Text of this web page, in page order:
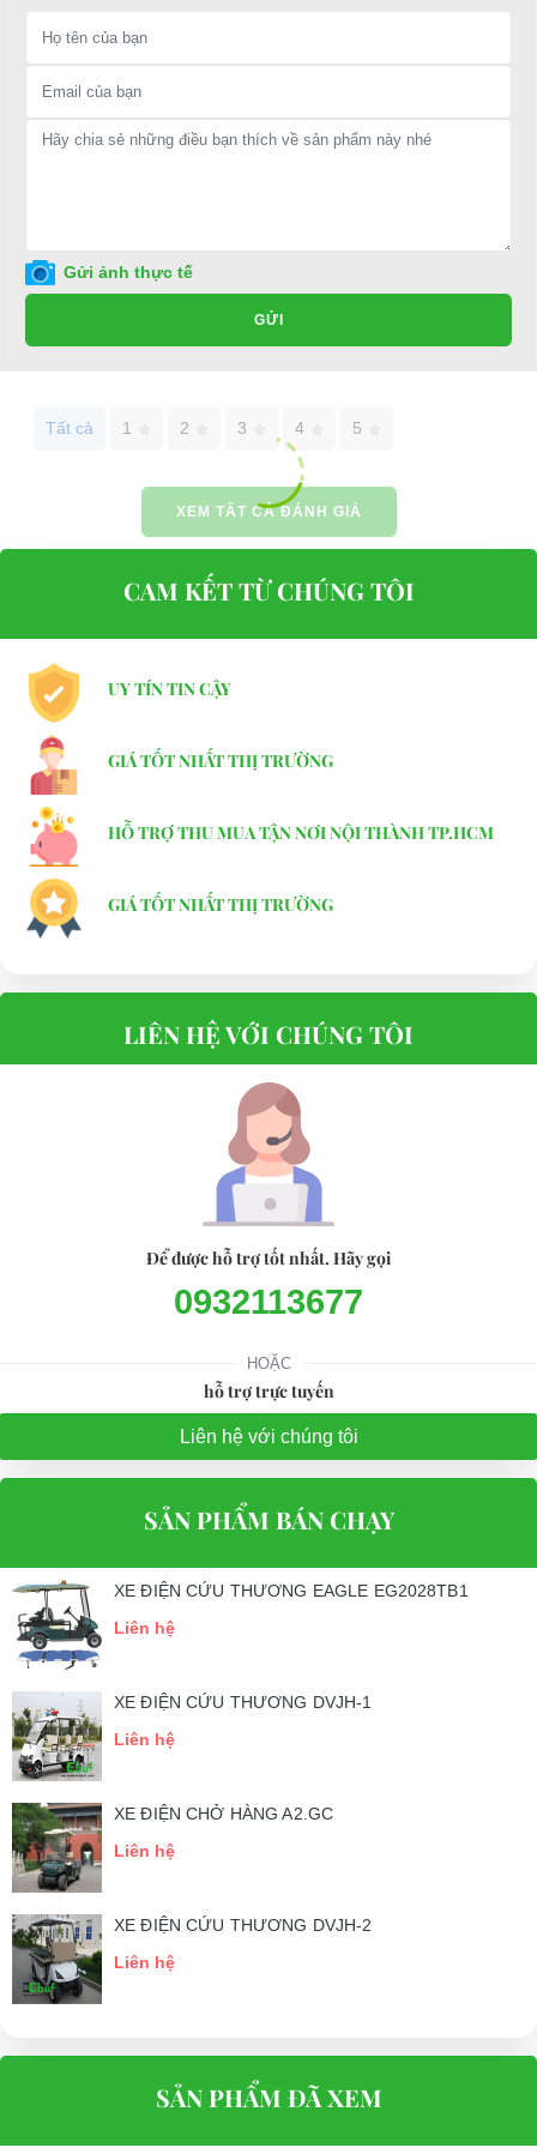
Website: xediendulich.com
Website:phutungxegolf.com
Gửi ảnh thực tế
GỬI
Tất cả 1 2 3 4 5
XEM TẤT CẢ ĐÁNH GIÁ
CAM KẾT TỪ CHÚNG TÔI
UY TÍN TIN CẬY
GIÁ TỐT NHẤT THỊ TRƯỜNG
HỖ TRỢ THU MUA TẬN NƠI NỘI THÀNH TP.HCM
GIÁ TỐT NHẤT THỊ TRƯỜNG
LIÊN HỆ VỚI CHÚNG TÔI
Để được hỗ trợ tốt nhất. Hãy gọi
0932113677
HOẶC
hỗ trợ trực tuyến
Liên hệ với chúng tôi
SẢN PHẨM BÁN CHẠY
XE ĐIỆN CỨU THƯƠNG EAGLE EG2028TB1
Liên hệ
XE ĐIỆN CỨU THƯƠNG DVJH-1
Liên hệ
XE ĐIỆN CHỞ HÀNG A2.GC
Liên hệ
XE ĐIỆN CỨU THƯƠNG DVJH-2
Liên hệ
SẢN PHẨM ĐÃ XEM